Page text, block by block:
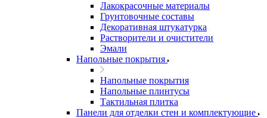
Лакокрасочные материалы
Грунтовочные составы
Декоративная штукатурка
Растворители и очистители
Эмали
Напольные покрытия
Напольные покрытия
Напольные плинтусы
Тактильная плитка
Панели для отделки стен и комплектующие